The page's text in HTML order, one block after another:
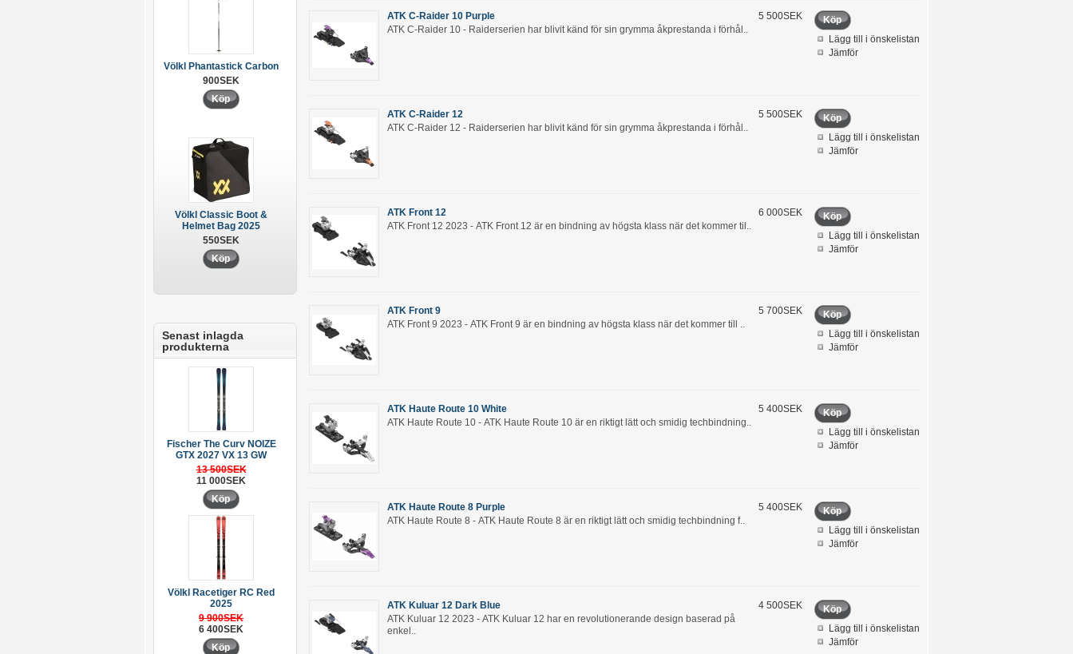
Völkl Phantastick Carbon
900SEK
Köp
Völkl Classic Boot &
Helmet Bag 2025
550SEK
Köp
Senast inlagda
produkterna
Fischer The Curv NOIZE
GTX 2027 VX 13 GW
13 500SEK
11 000SEK
Köp
Völkl Racetiger RC Red
2025
9 900SEK
6 400SEK
Köp
Köp
Lägg till i önskelistan
Jämför
5 500SEK
ATK C-Raider 10 Purple
ATK C-Raider 10 - Raiderserien har blivit känd för sin grymma åkprestanda i förhål..
Köp
Lägg till i önskelistan
Jämför
5 500SEK
ATK C-Raider 12
ATK C-Raider 12 - Raiderserien har blivit känd för sin grymma åkprestanda i förhål..
Köp
Lägg till i önskelistan
Jämför
6 000SEK
ATK Front 12
ATK Front 12 2023 - ATK Front 12 är en bindning av högsta klass när det kommer til..
Köp
Lägg till i önskelistan
Jämför
5 700SEK
ATK Front 9
ATK Front 9 2023 - ATK Front 9 är en bindning av högsta klass när det kommer till ..
Köp
Lägg till i önskelistan
Jämför
5 400SEK
ATK Haute Route 10 White
ATK Haute Route 10 - ATK Haute Route 10 är en riktigt lätt och smidig techbindning..
Köp
Lägg till i önskelistan
Jämför
5 400SEK
ATK Haute Route 8 Purple
ATK Haute Route 8 - ATK Haute Route 8 är en riktigt lätt och smidig techbindning f..
Köp
Lägg till i önskelistan
Jämför
4 500SEK
ATK Kuluar 12 Dark Blue
ATK Kuluar 12 2023 - ATK Kuluar 12 har en revolutionerande design baserad på
enkel..